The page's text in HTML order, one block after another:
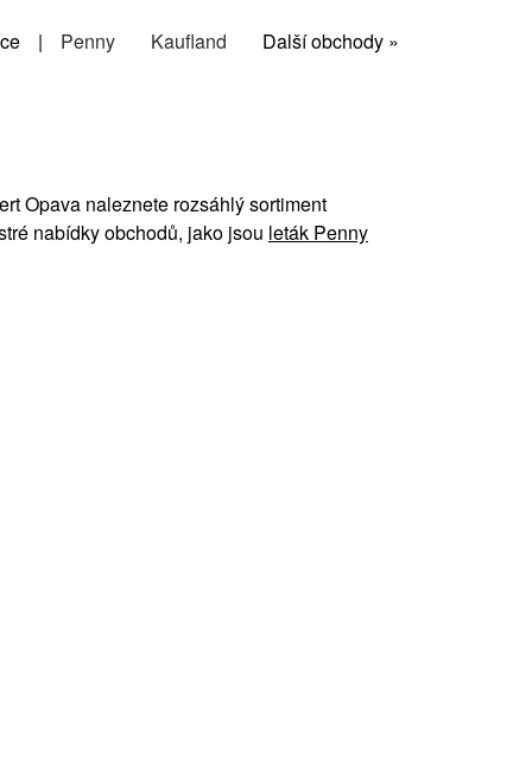
| Penny Kaufland Další obchody »
Opava naleznete rozsáhlý sortiment
nabídky obchodů, jako jsou leták Penny